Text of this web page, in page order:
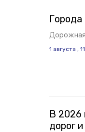
Дорожная
1 августа ,
В 2026
дорог